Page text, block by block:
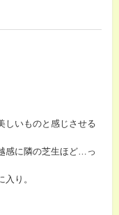
しいものと感じさせる
感に隣の芝生ほど…っ
り。